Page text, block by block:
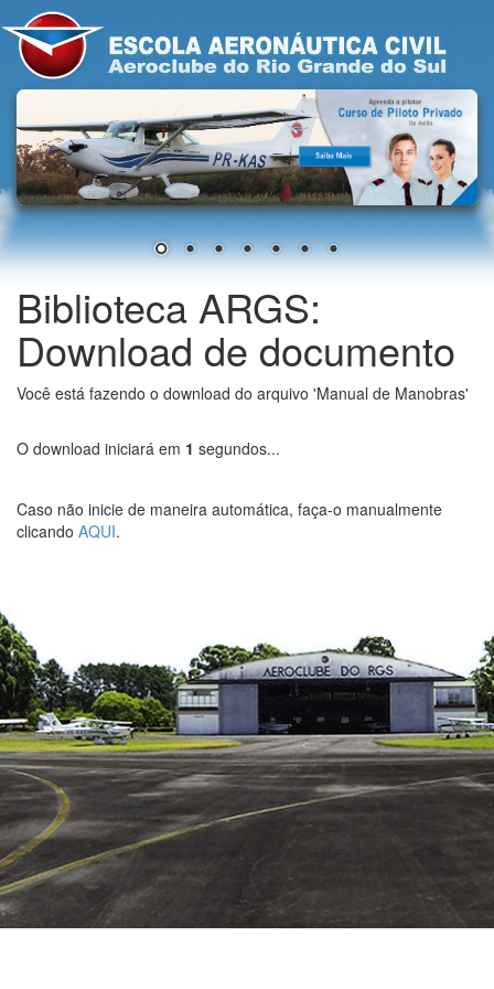
Biblioteca ARGS:
Download de documento
Você está fazendo o download do arquivo 'Manual de Manobras'
O download iniciará em 1 segundos...
Caso não inicie de maneira automática, faça-o manualmente
clicando AQUI.